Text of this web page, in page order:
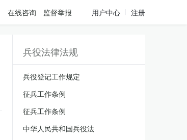
在线咨询 监督举报 用户中心 注册
兵役法律法规
兵役登记工作规定
征兵工作条例
征兵工作条例
中华人民共和国兵役法